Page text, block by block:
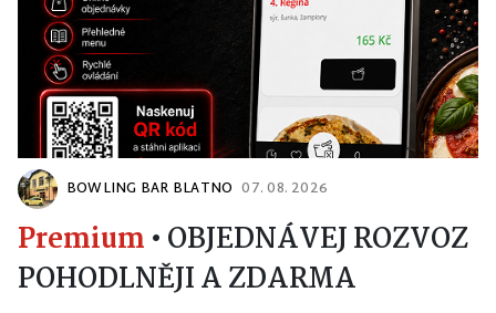
BOWLING BAR BLATNO 07. 08. 2026
Premium • OBJEDNÁVEJ ROZVOZ
POHODLNĚJI A ZDARMA